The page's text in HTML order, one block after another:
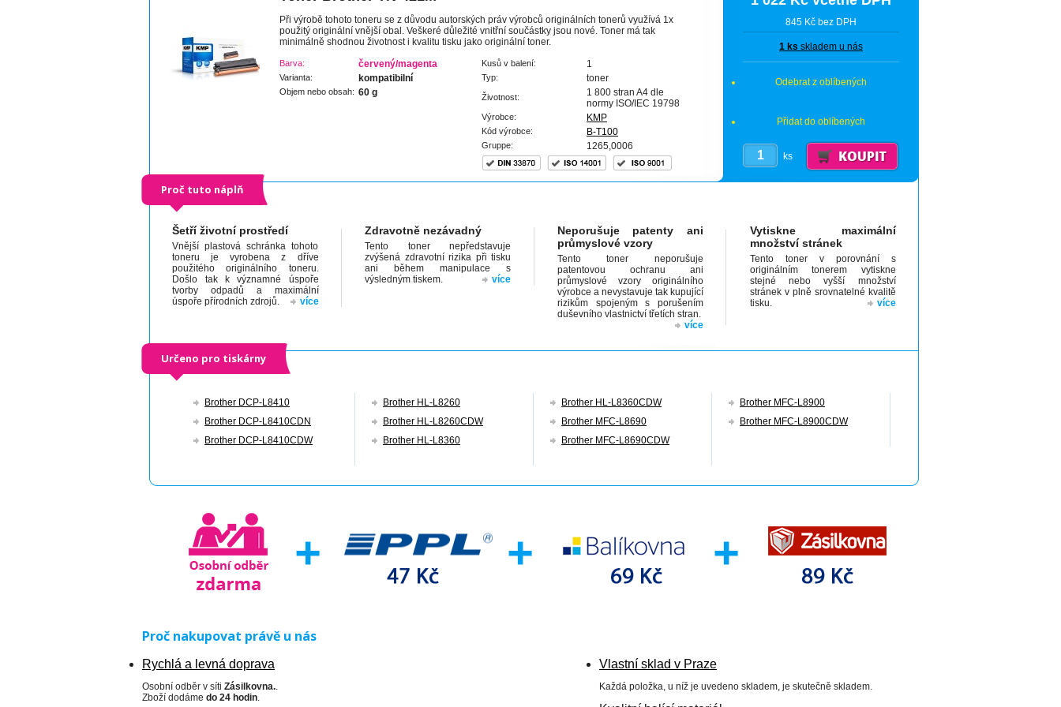
Při výrobě tohoto toneru se z důvodu autorských práv výrobců originálních tonerů využívá 1x
použitý originální vnější obal. Veškeré důležité vnitřní součástky jsou nové. Toner má tak
minimálně shodnou životnost i kvalitu tisku jako originální toner.
Barva: červený/magenta
Varianta: kompatibilní
Objem nebo obsah: 60 g
Kusů v balení: 1
Typ: toner
Životnost:
1 800 stran A4 dle
normy ISO/IEC 19798
Výrobce: KMP
Kód výrobce: B-T100
Gruppe: 1265,0006
845 Kč bez DPH
1 ks skladem u nás
Odebrat z oblíbených
Přidat do oblíbených
ks
Proč tuto náplň
Šetří životní prostředí
Vnější plastová schránka tohoto
toneru je vyrobena z dříve
použitého originálního toneru.
Došlo tak k významné úspoře
tvorby odpadů a maximální
úspoře přírodních zdrojů.
více
Zdravotně nezávadný
Tento toner nepředstavuje
zvýšená zdravotní rizika při tisku
ani během manipulace s
výsledným tiskem.
více
Neporušuje patenty ani
průmyslové vzory
Tento toner neporušuje
patentovou ochranu ani
průmyslové vzory originálního
výrobce a nevystavuje tak kupující
rizikům spojeným s porušením
duševního vlastnictví třetích stran.
více
Vytiskne maximální
množství stránek
Tento toner v porovnání s
originálním tonerem vytiskne
stejné nebo vyšší množství
stránek v plně srovnatelné kvalitě
tisku.
více
Určeno pro tiskárny
Brother DCP-L8410
Brother DCP-L8410CDN
Brother DCP-L8410CDW
Brother HL-L8260
Brother HL-L8260CDW
Brother HL-L8360
Brother HL-L8360CDW
Brother MFC-L8690
Brother MFC-L8690CDW
Brother MFC-L8900
Brother MFC-L8900CDW
Proč nakupovat právě u nás
Rychlá a levná doprava
Osobní odběr v síti Zásilkovna..
Zboží dodáme do 24 hodin.
Vlastní sklad v Praze
Každá položka, u níž je uvedeno skladem, je skutečně skladem.